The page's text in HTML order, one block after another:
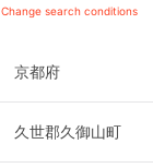
Change search conditions
京都府
久世郡久御山町